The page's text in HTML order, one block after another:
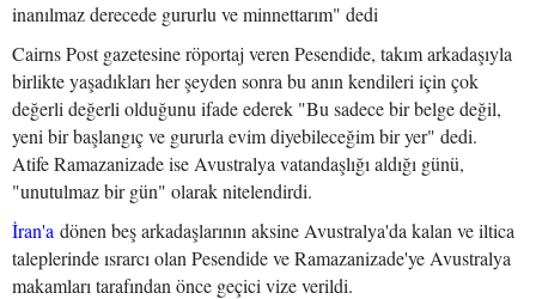
inanılmaz derecede gururlu ve minnettarım" dedi
Cairns Post gazetesine röportaj veren Pesendide, takım arkadaşıyla
birlikte yaşadıkları her şeyden sonra bu anın kendileri için çok
değerli değerli olduğunu ifade ederek "Bu sadece bir belge değil,
yeni bir başlangıç ve gururla evim diyebileceğim bir yer" dedi.
Atife Ramazanizade ise Avustralya vatandaşlığı aldığı günü,
"unutulmaz bir gün" olarak nitelendirdi.
İran'a dönen beş arkadaşlarının aksine Avustralya'da kalan ve iltica
taleplerinde ısrarcı olan Pesendide ve Ramazanizade'ye Avustralya
makamları tarafından önce geçici vize verildi.